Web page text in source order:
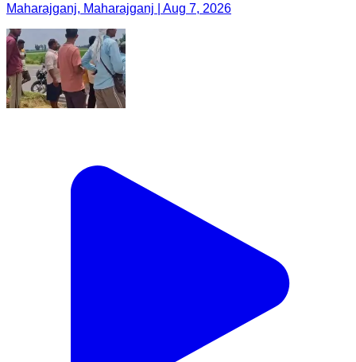
Maharajganj, Maharajganj | Aug 7, 2026